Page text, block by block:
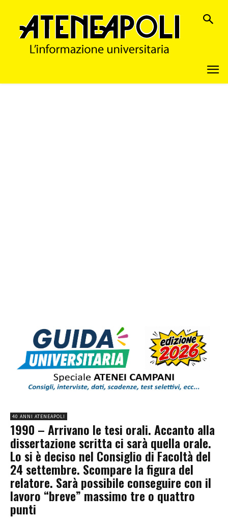
40 ANNI ATENEAPOLI
1990 – Arrivano le tesi orali. Accanto alla
dissertazione scritta ci sarà quella orale.
Lo si è deciso nel Consiglio di Facoltà del
24 settembre. Scompare la figura del
relatore. Sarà possibile conseguire con il
lavoro “breve” massimo tre o quattro
punti